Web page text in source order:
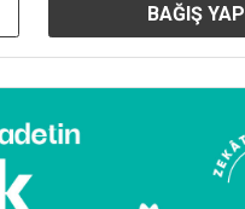
BAĞIŞ YAP